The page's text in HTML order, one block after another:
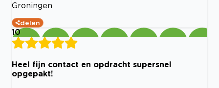
Groningen
delen
10
Heel fijn contact en opdracht supersnel
opgepakt!